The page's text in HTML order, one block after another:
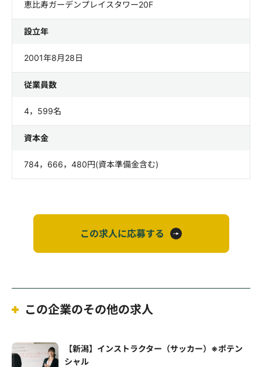
恵比寿ガーデンプレイスタワー20F
設立年
2001年8月28日
従業員数
4，599名
資本金
784，666，480円(資本準備金含む)
この求人に応募する
この企業のその他の求人
【新潟】インストラクター（サッカー）※ポテン
シャル